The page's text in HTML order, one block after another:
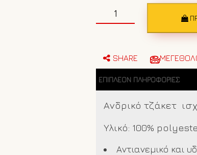
τζάκετ
Geographical
Χακί SHARE
ΕΠΙΠΛΈΟΝ ΠΛΗΡΟΦΟΡΊΕΣ
Ανδρικό τζάκετ
Υλικό: 100%
Αντιανεμικό και